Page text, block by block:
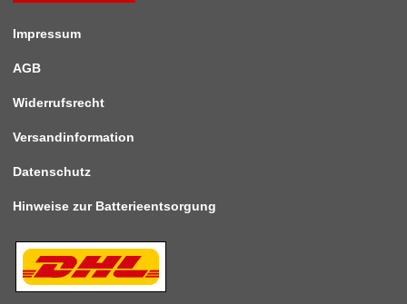
Impressum
AGB
Widerrufsrecht
Versandinformation
Datenschutz
Hinweise zur Batterieentsorgung